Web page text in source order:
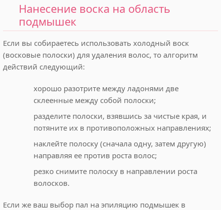
Нанесение воска на область
подмышек
Если вы собираетесь использовать холодный воск
(восковые полоски) для удаления волос, то алгоритм
действий следующий:
хорошо разотрите между ладонями две
склеенные между собой полоски;
разделите полоски, взявшись за чистые края, и
потяните их в противоположных направлениях;
наклейте полоску (сначала одну, затем другую)
направляя ее против роста волос;
резко снимите полоску в направлении роста
волосков.
Если же ваш выбор пал на эпиляцию подмышек в